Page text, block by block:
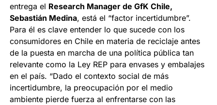
entrega el Research Manager de GfK Chile,
Sebastián Medina, está el “factor incertidumbre”.
Para él es clave entender lo que sucede con los
consumidores en Chile en materia de reciclaje antes
de la puesta en marcha de una política pública tan
relevante como la Ley REP para envases y embalajes
en el país. “Dado el contexto social de más
incertidumbre, la preocupación por el medio
ambiente pierde fuerza al enfrentarse con las